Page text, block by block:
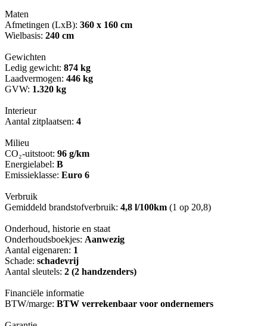
Maten
Afmetingen (LxB): 360 x 160 cm
Wielbasis: 240 cm
Gewichten
Ledig gewicht: 874 kg
Laadvermogen: 446 kg
GVW: 1.320 kg
Interieur
Aantal zitplaatsen: 4
Milieu
CO₂-uitstoot: 96 g/km
Energielabel: B
Emissieklasse: Euro 6
Verbruik
Gemiddeld brandstofverbruik: 4,8 l/100km (1 op 20,8)
Onderhoud, historie en staat
Onderhoudsboekjes: Aanwezig
Aantal eigenaren: 1
Schade: schadevrij
Aantal sleutels: 2 (2 handzenders)
Financiële informatie
BTW/marge: BTW verrekenbaar voor ondernemers